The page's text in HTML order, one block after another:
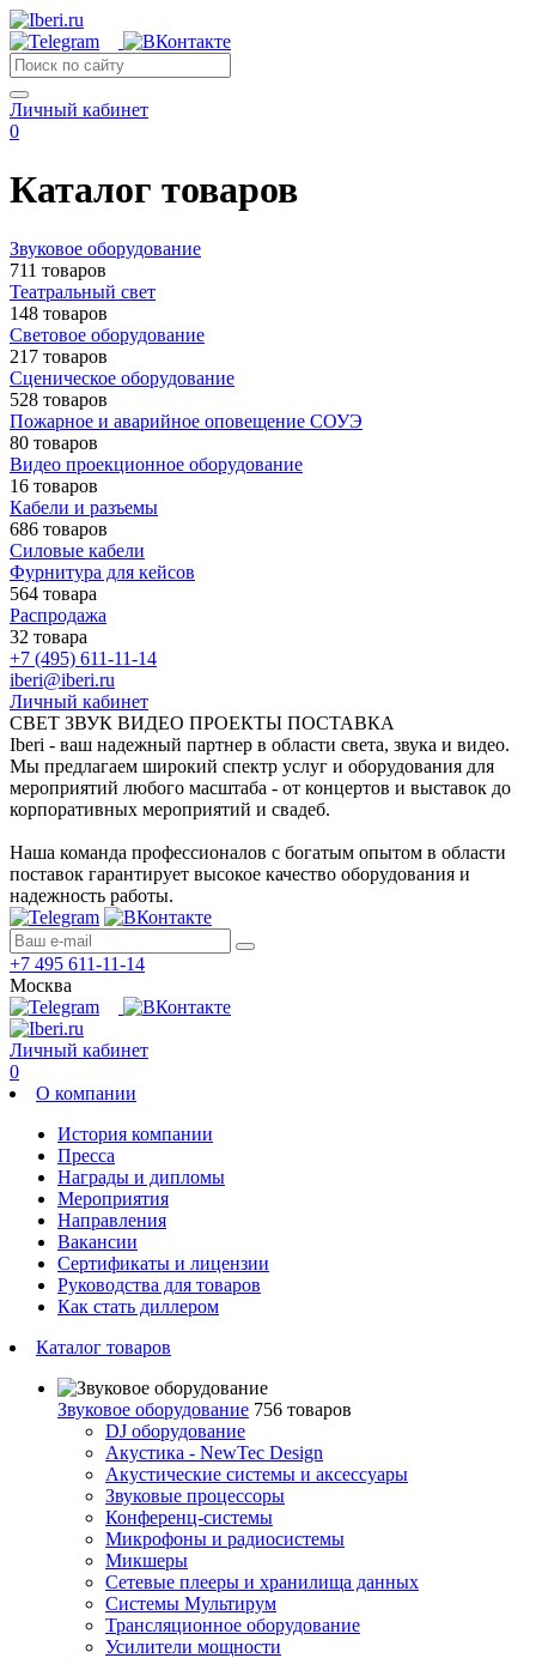
Личный кабинет
0
Каталог товаров
Звуковое оборудование
711 товаров
Театральный свет
148 товаров
Световое оборудование
217 товаров
Сценическое оборудование
528 товаров
Пожарное и аварийное оповещение СОУЭ
80 товаров
Видео проекционное оборудование
16 товаров
Кабели и разъемы
686 товаров
Силовые кабели
Фурнитура для кейсов
564 товара
Распродажа
32 товара
+7 (495) 611-11-14
iberi@iberi.ru
Личный кабинет
СВЕТ ЗВУК ВИДЕО ПРОЕКТЫ ПОСТАВКА
Iberi - ваш надежный партнер в области света, звука и видео.
Мы предлагаем широкий спектр услуг и оборудования для
мероприятий любого масштаба - от концертов и выставок до
корпоративных мероприятий и свадеб.
Наша команда профессионалов с богатым опытом в области
поставок гарантирует высокое качество оборудования и
надежность работы.
+7 495 611-11-14
Москва
Личный кабинет
0
О компании
История компании
Пресса
Награды и дипломы
Мероприятия
Направления
Вакансии
Сертификаты и лицензии
Руководства для товаров
Как стать диллером
Каталог товаров
Звуковое оборудование 756 товаров
DJ оборудование
Акустика - NewTec Design
Акустические системы и аксессуары
Звуковые процессоры
Конференц-системы
Микрофоны и радиосистемы
Микшеры
Сетевые плееры и хранилища данных
Системы Мультирум
Трансляционное оборудование
Усилители мощности